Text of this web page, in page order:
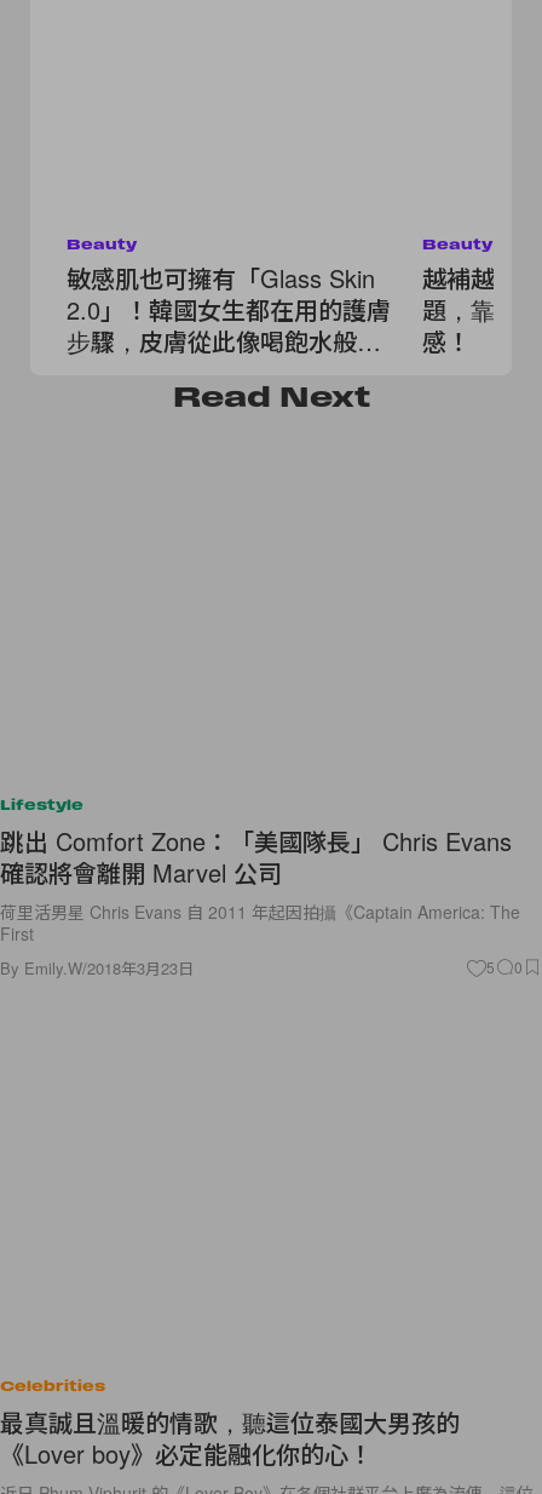
Beauty
敏感肌也可擁有「Glass Skin
2.0」！韓國女生都在用的護膚
步驟，皮膚從此像喝飽水般健
Beauty
越補越糟
題，靠 3
感！
Read Next
Lifestyle
跳出 Comfort Zone：「美國隊長」 Chris Evans
確認將會離開 Marvel 公司
荷里活男星 Chris Evans 自 2011 年起因拍攝《Captain America: The
First
By Emily.W/2018年3月23日 5 0
Celebrities
最真誠且溫暖的情歌，聽這位泰國大男孩的
《Lover boy》必定能融化你的心！